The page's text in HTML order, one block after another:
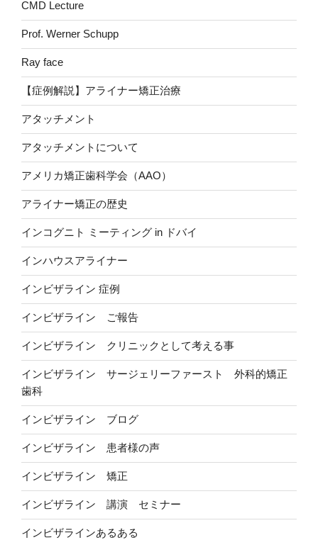
CMD Lecture
Prof. Werner Schupp
Ray face
【症例解説】アライナー矯正治療
アタッチメント
アタッチメントについて
アメリカ矯正歯科学会（AAO）
アライナー矯正の歴史
インコグニト ミーティング in ドバイ
インハウスアライナー
インビザライン 症例
インビザライン ご報告
インビザライン クリニックとして考える事
インビザライン サージェリーファースト 外科的矯正
歯科
インビザライン ブログ
インビザライン 患者様の声
インビザライン 矯正
インビザライン 講演 セミナー
インビザラインあるある